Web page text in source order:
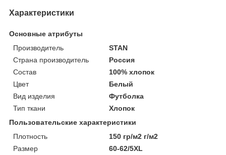
Характеристики
Основные атрибуты
Производитель
STAN
Страна производитель
Россия
Состав
100% хлопок
Цвет
Белый
Вид изделия
Футболка
Тип ткани
Хлопок
Пользовательские характеристики
Плотность
150 гр/м2 г/м2
Размер
60-62/5XL